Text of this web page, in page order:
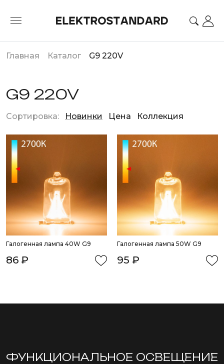
Главная Каталог G9 220V
G9 220V
Сортировка: Новинки Цена Коллекция
Галогенная лампа 40W G9
86 ₽
Галогенная лампа 50W G9
95 ₽
ФУНКЦИОНА­ЛЬНОЕ ОСВЕЩЕНИЕ